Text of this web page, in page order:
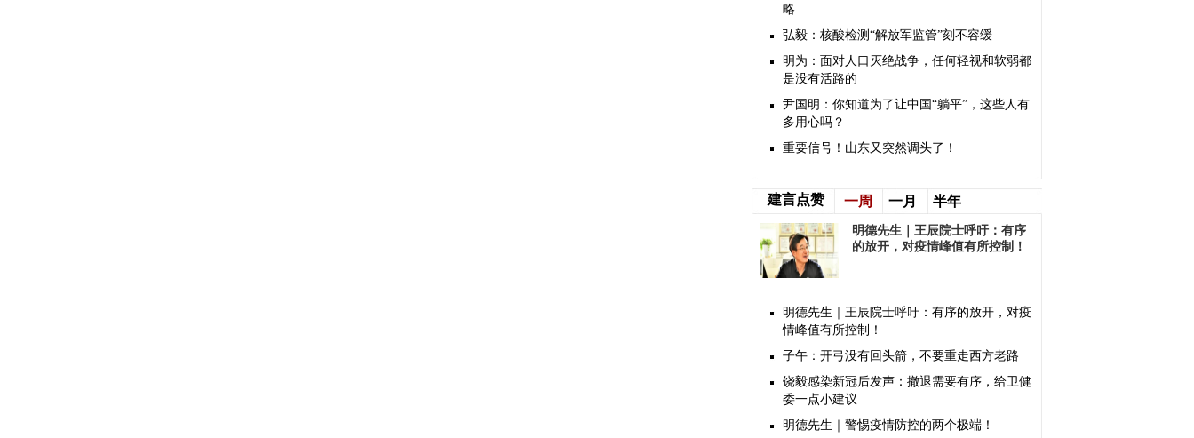
略
弘毅：核酸检测“解放军监管”刻不容缓
明为：面对人口灭绝战争，任何轻视和软弱都
是没有活路的
尹国明：你知道为了让中国“躺平”，这些人有
多用心吗？
重要信号！山东又突然调头了！
建言点赞 一周 一月 半年
明德先生｜王辰院士呼吁：有序
的放开，对疫情峰值有所控制！
明德先生｜王辰院士呼吁：有序的放开，对疫
情峰值有所控制！
子午：开弓没有回头箭，不要重走西方老路
饶毅感染新冠后发声：撤退需要有序，给卫健
委一点小建议
明德先生｜警惕疫情防控的两个极端！